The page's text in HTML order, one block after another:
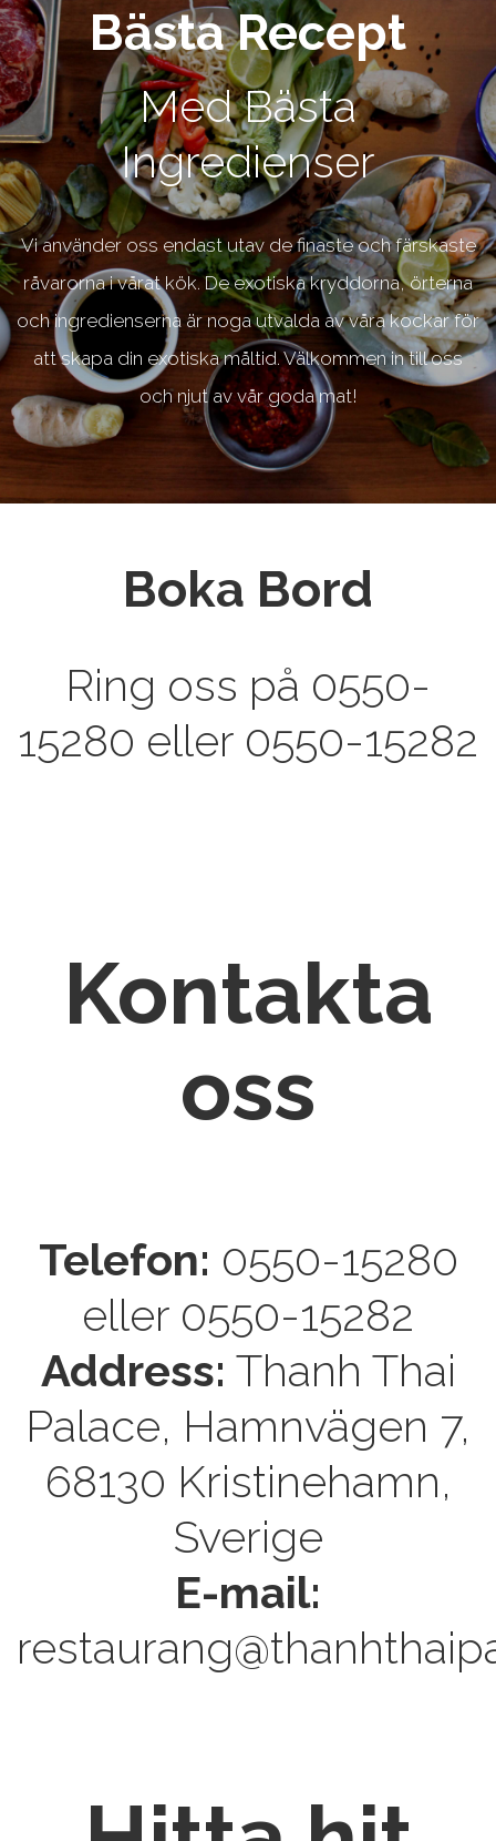
Bästa Recept
Med Bästa
Ingredienser
Vi använder oss endast utav de finaste och färskaste
råvarorna i vårat kök. De exotiska kryddorna, örterna
och ingredienserna är noga utvalda av våra kockar för
att skapa din exotiska måltid. Välkommen in till oss
och njut av vår goda mat!
Boka Bord
Ring oss på 0550-
15280 eller 0550-15282
Kontakta
oss
Telefon: 0550-15280
eller 0550-15282
Address: Thanh Thai
Palace, Hamnvägen 7,
68130 Kristinehamn,
Sverige
E-mail: